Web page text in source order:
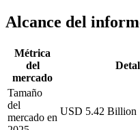
Alcance del
Métrica
del
mercado
Tamaño
del
mercado en
USD 5.42 Billion